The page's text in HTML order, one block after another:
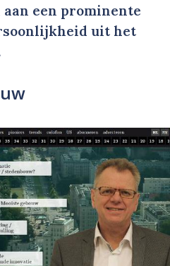
aan een prominente
uit het